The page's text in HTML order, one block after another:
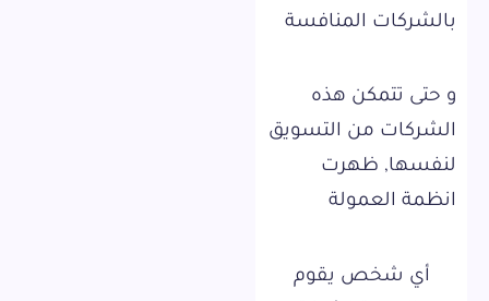
بالشركات المنافسة
و حتى تتمكن هذه
الشركات من التسويق
لنفسها, ظهرت
انظمة العمولة
أي شخص يقوم